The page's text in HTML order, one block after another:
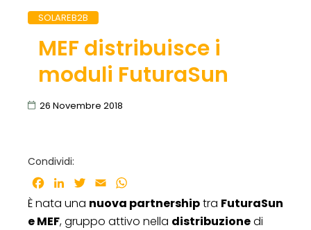
SOLAREB2B
MEF distribuisce i
moduli FuturaSun
26 Novembre 2018
Condividi:
Facebook
LinkedInTwitter
Email
È nata una nuova partnershiptra FuturaSun
e MEF, gruppo attivo nella distribuzionedi